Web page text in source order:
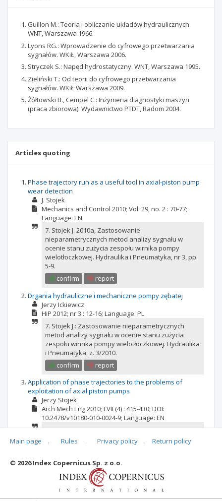
Guillon M.: Teoria i obliczanie układów hydraulicznych.
WNT, Warszawa 1966.
Lyons RG.: Wprowadzenie do cyfrowego przetwarzania
sygnałów. WKiŁ, Warszawa 2006.
Stryczek S.: Napęd hydrostatyczny. WNT, Warszawa 1995.
Zieliński T.: Od teorii do cyfrowego przetwarzania
sygnałów. WKiŁ Warszawa 2009.
Żółtowski B., Cempel C.: Inżynieria diagnostyki maszyn
(praca zbiorowa). Wydawnictwo PTDT, Radom 2004.
Articles quoting
Phase trajectory run as a useful tool in axial-piston pump
wear detection
J. Stojek
Mechanics and Control 2010; Vol. 29, no. 2 : 70-77;
Language: EN
7. Stojek J. 2010a, Zastosowanie
nieparametrycznych metod analizy sygnału w
ocenie stanu zużycia zespołu wirnika pompy
wielotłoczkowej. Hydraulika i Pneumatyka, nr 3, pp.
5-9.
confirm
report
Drgania hydrauliczne i mechaniczne pompy zębatej
Jerzy Ickiewicz
HiP 2012; nr 3 : 12-16; Language: PL
7. Stojek J.: Zastosowanie nieparametrycznych
metod analizy sygnału w ocenie stanu zużycia
zespołu wirnika pompy wielotłoczkowej. Hydraulika
i Pneumatyka, z. 3/2010.
confirm
report
Application of phase trajectories to the problems of
exploitation of axial piston pumps
Jerzy Stojek
Arch Mech Eng2010; LVII (4) : 415-430; DOI:
10.2478/v10180-010-0024-9; Language: EN
3. Stojek J. Zastosowanie nieparametrycznych
metod analizy sygnału w ocenie stanu zużycia
zespołu wirnika pompy wielotłoczkowej. Hydraulika
confirm
report
Main page . Rules . Privacy policy . Return policy
© 2026 Index Copernicus Sp. z o.o.